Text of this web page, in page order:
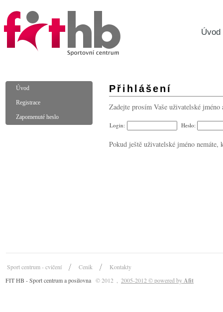
Úvod
Úvod
Registrace
Zapomenuté heslo
Přihlášení
Zadejte prosím Vaše uživatelské
Login: Heslo:
Pokud ještě uživatelské jméno
Sport centrum - cvičení Cenik
Kontakty
FIT HB - Sport centrum a posilovna © 2012 2005-2012 © powered byAfit